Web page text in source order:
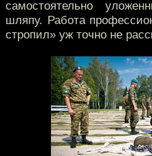
самостоятельно
шляпу. Работа
стропил» уж точно не